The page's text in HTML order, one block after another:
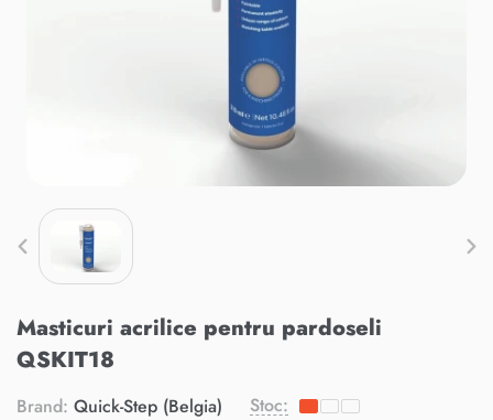
Masticuri acrilice pentru pardoseli
QSKIT18
Brand: Quick-Step (Belgia) Stoc: